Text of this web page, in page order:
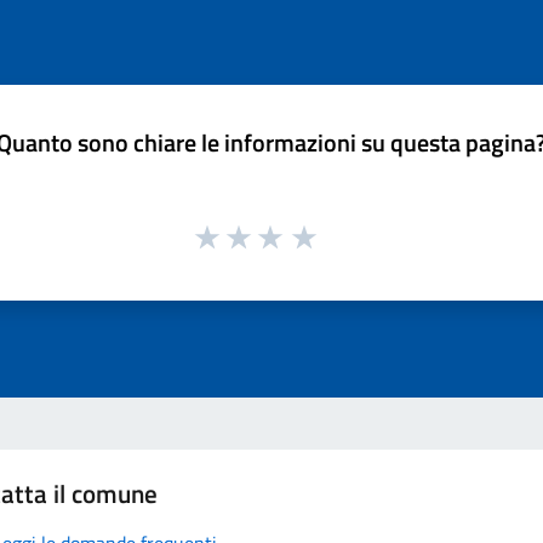
sono chiare le informazioni su questa
il comune